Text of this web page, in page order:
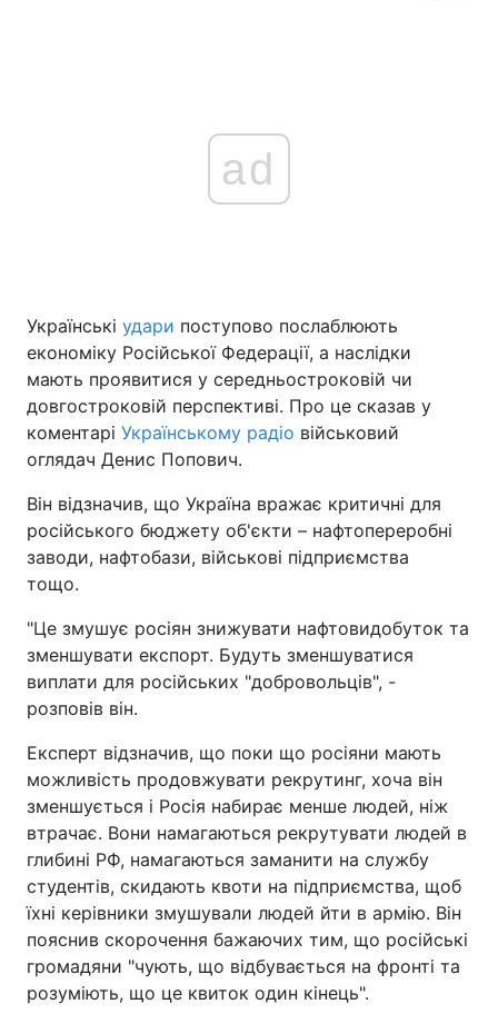
ad
Українські удари поступово послаблюють
економіку Російської Федерації, а наслідки
мають проявитися у середньостроковій чи
довгостроковій перспективі. Про це сказав у
коментарі Українському радіо військовий
оглядач Денис Попович.
Він відзначив, що Україна вражає критичні для
російського бюджету об'єкти – нафтопереробні
заводи, нафтобази, військові підприємства
тощо.
"Це змушує росіян знижувати нафтовидобуток та
зменшувати експорт. Будуть зменшуватися
виплати для російських "добровольців", -
розповів він.
Експерт відзначив, що поки що росіяни мають
можливість продовжувати рекрутинг, хоча він
зменшується і Росія набирає менше людей, ніж
втрачає. Вони намагаються рекрутувати людей в
глибині РФ, намагаються заманити на службу
студентів, скидають квоти на підприємства, щоб
їхні керівники змушували людей йти в армію. Він
пояснив скорочення бажаючих тим, що російські
громадяни "чують, що відбувається на фронті та
розуміють, що це квиток один кінець".